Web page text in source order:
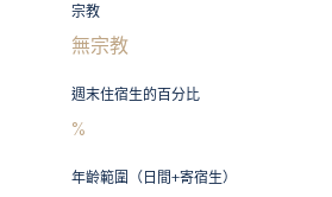
宗教
無宗教
週末住宿生的百分比
%
年齡範圍（日間+寄宿生）